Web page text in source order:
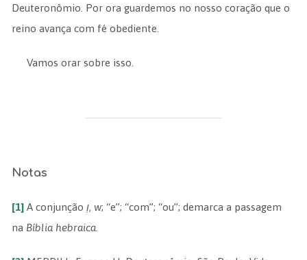
Deuteronômio. Por ora guardemos no nosso coração que o
reino avança com fé obediente.
Vamos orar sobre isso.
Notas
[1]A conjunção וְ, w; “e”; “com”; “ou”; demarca a passagem
na Bíblia hebraica.